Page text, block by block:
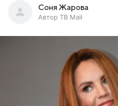
Соня Жарова
Автор ТВ Mail